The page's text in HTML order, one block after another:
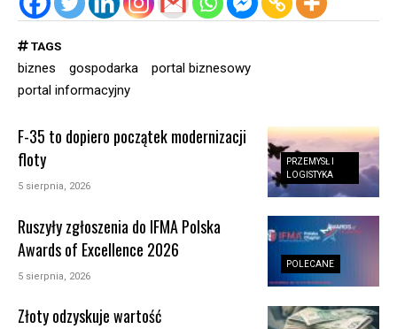
TAGS
biznes gospodarka
portal biznesowy
portal informacyjny
PRZEMYSŁ I
LOGISTYKA
F-35 to dopiero początek modernizacji
floty
5 sierpnia, 2026
POLECANE
Ruszyły zgłoszenia do IFMA Polska
Awards of Excellence 2026
5 sierpnia, 2026
Złoty odzyskuje wartość